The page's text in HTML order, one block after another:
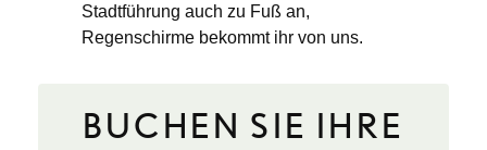
Stadtführung auch zu Fuß an,
Regenschirme bekommt ihr von uns.
BUCHEN SIE IHRE